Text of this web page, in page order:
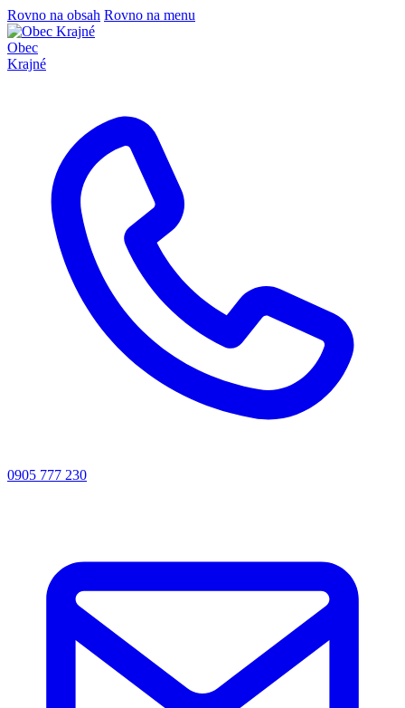
Rovno na obsah Rovno na menu
Obec
Krajné
0905 777 230